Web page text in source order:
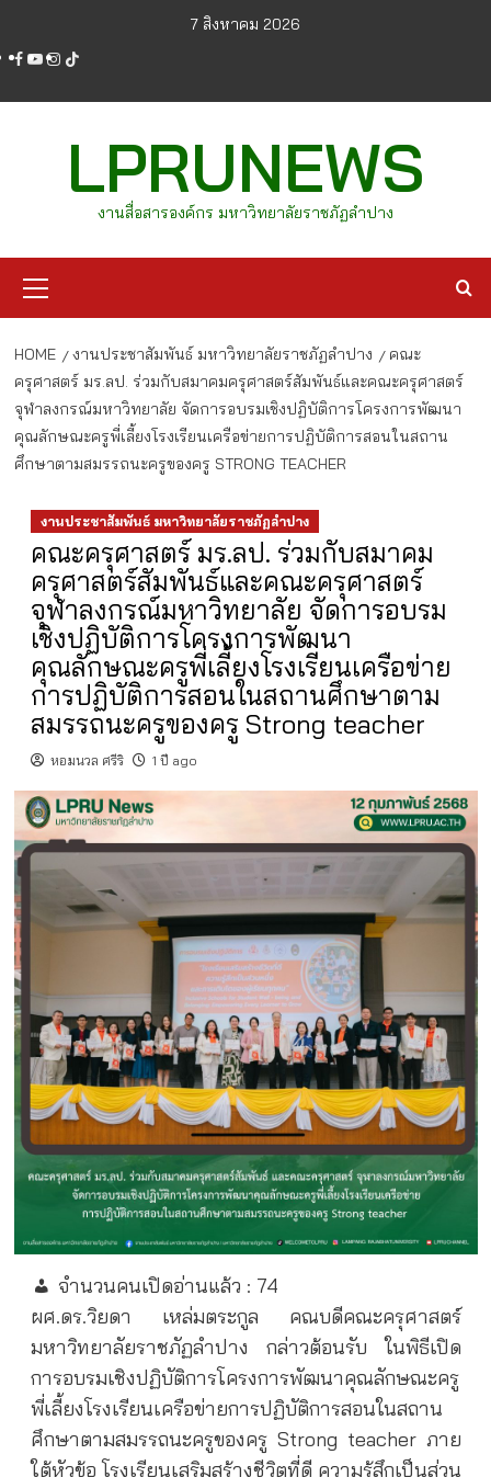
content
7 สิงหาคม 2026
facebook
youtube
instagram
tiktok
LPRUNEWS
งานสื่อสารองค์กร มหาวิทยาลัยราชภัฏลำปาง
Menu
HOME งานประชาสัมพันธ์ มหาวิทยาลัยราชภัฏลำปาง
คณะ
ครุศาสตร์ มร.ลป. ร่วมกับสมาคมครุศาสตร์สัมพันธ์และคณะครุศาสตร์
จุฬาลงกรณ์มหาวิทยาลัย จัดการอบรมเชิงปฏิบัติการโครงการพัฒนา
คุณลักษณะครูพี่เลี้ยงโรงเรียนเครือข่ายการปฏิบัติการสอนในสถาน
ศึกษาตามสมรรถนะครูของครู STRONG TEACHER
งานประชาสัมพันธ์ มหาวิทยาลัยราชภัฏลำปาง
คณะครุศาสตร์ มร.ลป. ร่วมกับสมาคม
ครุศาสตร์สัมพันธ์และคณะครุศาสตร์
จุฬาลงกรณ์มหาวิทยาลัย จัดการอบรม
เชิงปฏิบัติการโครงการพัฒนา
คุณลักษณะครูพี่เลี้ยงโรงเรียนเครือข่าย
การปฏิบัติการสอนในสถานศึกษาตาม
สมรรถนะครูของครู Strong teacher
หอมนวล ศรีริ 1 ปี ago
จำนวนคนเปิดอ่านแล้ว : 74
ผศ.ดร.วิยดา เหล่มตระกูล คณบดีคณะครุศาสตร์
มหาวิทยาลัยราชภัฏลำปาง กล่าวต้อนรับ ในพิธีเปิด
การอบรมเชิงปฏิบัติการโครงการพัฒนาคุณลักษณะครู
พี่เลี้ยงโรงเรียนเครือข่ายการปฏิบัติการสอนในสถาน
ศึกษาตามสมรรถนะครูของครู Strong teacher ภาย
ใต้หัวข้อ โรงเรียนเสริมสร้างชีวิตที่ดี ความรู้สึกเป็นส่วน